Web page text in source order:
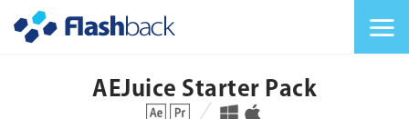
AEJuice Starter Pack
対応プラットフォーム 対応OS